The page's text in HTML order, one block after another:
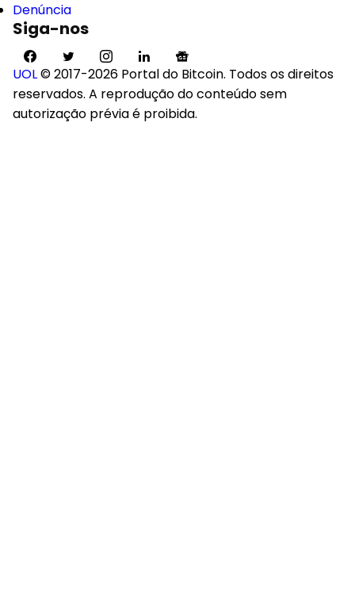
Denúncia
Siga-nos
UOL© 2017-2026 Portal do Bitcoin. Todos os direitos
reservados. A reprodução do conteúdo sem
autorização prévia é proibida.